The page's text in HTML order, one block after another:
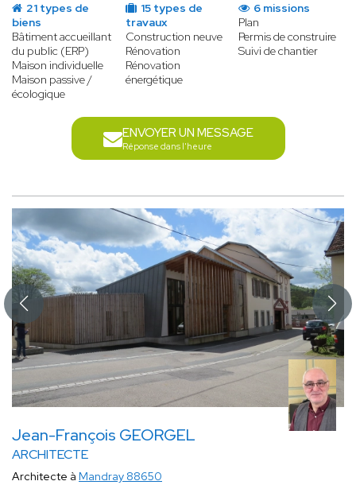
21 types de
biens
Bâtiment accueillant
du public (ERP)
Maison individuelle
Maison passive /
écologique
15 types de
travaux
Construction neuve
Rénovation
Rénovation
énergétique
6 missions
Plan
Permis de construire
Suivi de chantier
ENVOYER UN MESSAGE
Réponse dans l'heure
Jean-François GEORGEL
ARCHITECTE
Architecte à Mandray 88650